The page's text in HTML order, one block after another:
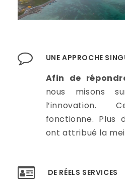
UNE APPROCHE
Afin de
nous misons
l’innovation.
fonctionne. Plus
ont attribué la
DE RÉELS SERVICES